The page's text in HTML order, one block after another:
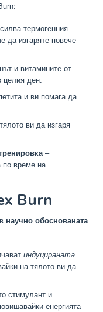
термогенния
да изгаряте повече
и витамините от
целия ден.
и ви помага да
ви да изгаря
–
по време на
Burn
научно обоснованата
индуцираната
на тялото ви да
стимулант и
енергията